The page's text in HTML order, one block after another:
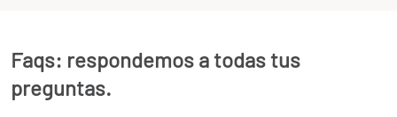
Faqs: respondemos a todas tus
preguntas.